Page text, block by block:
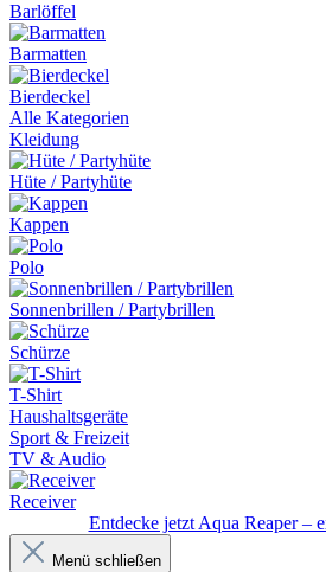
Barlöffel
Barmatten
Bierdeckel
Alle Kategorien
Kleidung
Hüte / Partyhüte
Kappen
Polo
Sonnenbrillen / Partybrillen
Schürze
T-Shirt
Haushaltsgeräte
Sport & Freizeit
TV & Audio
Receiver
Entdecke jetzt Aqua Reaper –
Menü schließen